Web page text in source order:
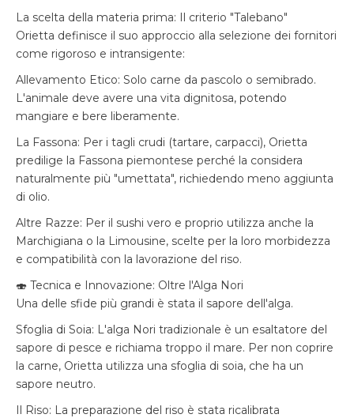
La scelta della materia prima: Il criterio "Talebano"
Orietta definisce il suo approccio alla selezione dei fornitori
come rigoroso e intransigente:
Allevamento Etico: Solo carne da pascolo o semibrado.
L'animale deve avere una vita dignitosa, potendo
mangiare e bere liberamente.
La Fassona: Per i tagli crudi (tartare, carpacci), Orietta
predilige la Fassona piemontese perché la considera
naturalmente più "umettata", richiedendo meno aggiunta
di olio.
Altre Razze: Per il sushi vero e proprio utilizza anche la
Marchigiana o la Limousine, scelte per la loro morbidezza
e compatibilità con la lavorazione del riso.
🍣 Tecnica e Innovazione: Oltre l'Alga Nori
Una delle sfide più grandi è stata il sapore dell'alga.
Sfoglia di Soia: L'alga Nori tradizionale è un esaltatore del
sapore di pesce e richiama troppo il mare. Per non coprire
la carne, Orietta utilizza una sfoglia di soia, che ha un
sapore neutro.
Il Riso: La preparazione del riso è stata ricalibrata